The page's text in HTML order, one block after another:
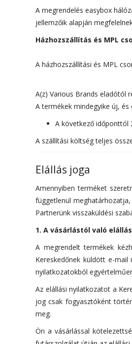
A megrendelés easybox
jellemzőik alapján
Házhozszállítás és MPL
A házhozszállítási és MPL
A(z) Various Brands eladótól
A termékek mindegyike új,
A következő időponttól
A szállítási költség teljes
Elállás joga
Amennyiben terméket
függetlenül
Partnerünk visszaküldési
1. A vásárlástól való
A megrendelt termékek
Kereskedőnek küldött e-
nyilatkozatokból
Az elállási nyilatkozatot a
jog csak fogyasztóként
meg.
Ön a vásárlással